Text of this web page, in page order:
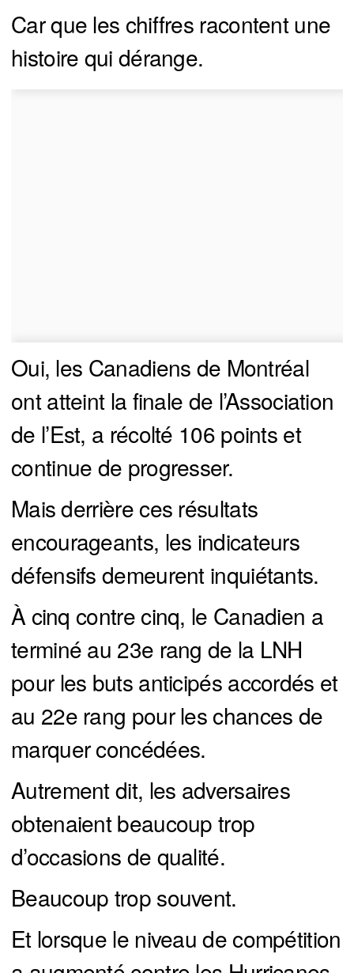
Car que les chiffres racontent une
histoire qui dérange.
Oui, les Canadiens de Montréal
ont atteint la finale de l’Association
de l’Est, a récolté 106 points et
continue de progresser.
Mais derrière ces résultats
encourageants, les indicateurs
défensifs demeurent inquiétants.
À cinq contre cinq, le Canadien a
terminé au 23e rang de la LNH
pour les buts anticipés accordés et
au 22e rang pour les chances de
marquer concédées.
Autrement dit, les adversaires
obtenaient beaucoup trop
d’occasions de qualité.
Beaucoup trop souvent.
Et lorsque le niveau de compétition